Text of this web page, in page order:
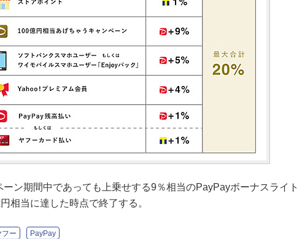
ーン期間中であっても上乗せする9％相当のPayPayボーナスライト
相当に達した時点で終了する。
フー PayPay